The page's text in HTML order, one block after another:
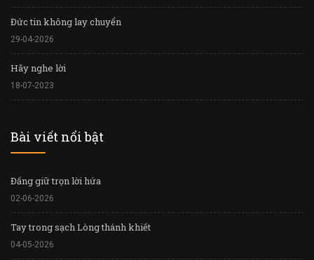
Đức tin không lay chuyển
29-04-2026
Hãy nghe lời
18-07-2023
Bài viết nổi bật
Đấng giữ trọn lời hứa
02-06-2026
Tay trong sạch Lòng thánh khiết
04-05-2026